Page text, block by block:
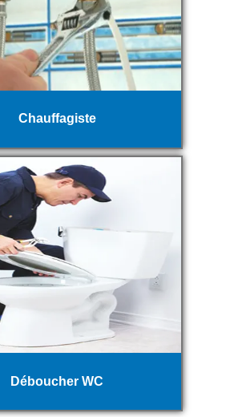
Chauffagiste
Déboucher WC